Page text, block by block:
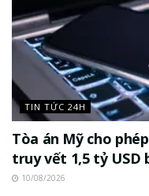
TIN TỨC 24H
Tòa án Mỹ cho
truy vết 1,5 tỷ USD
10/08/2026